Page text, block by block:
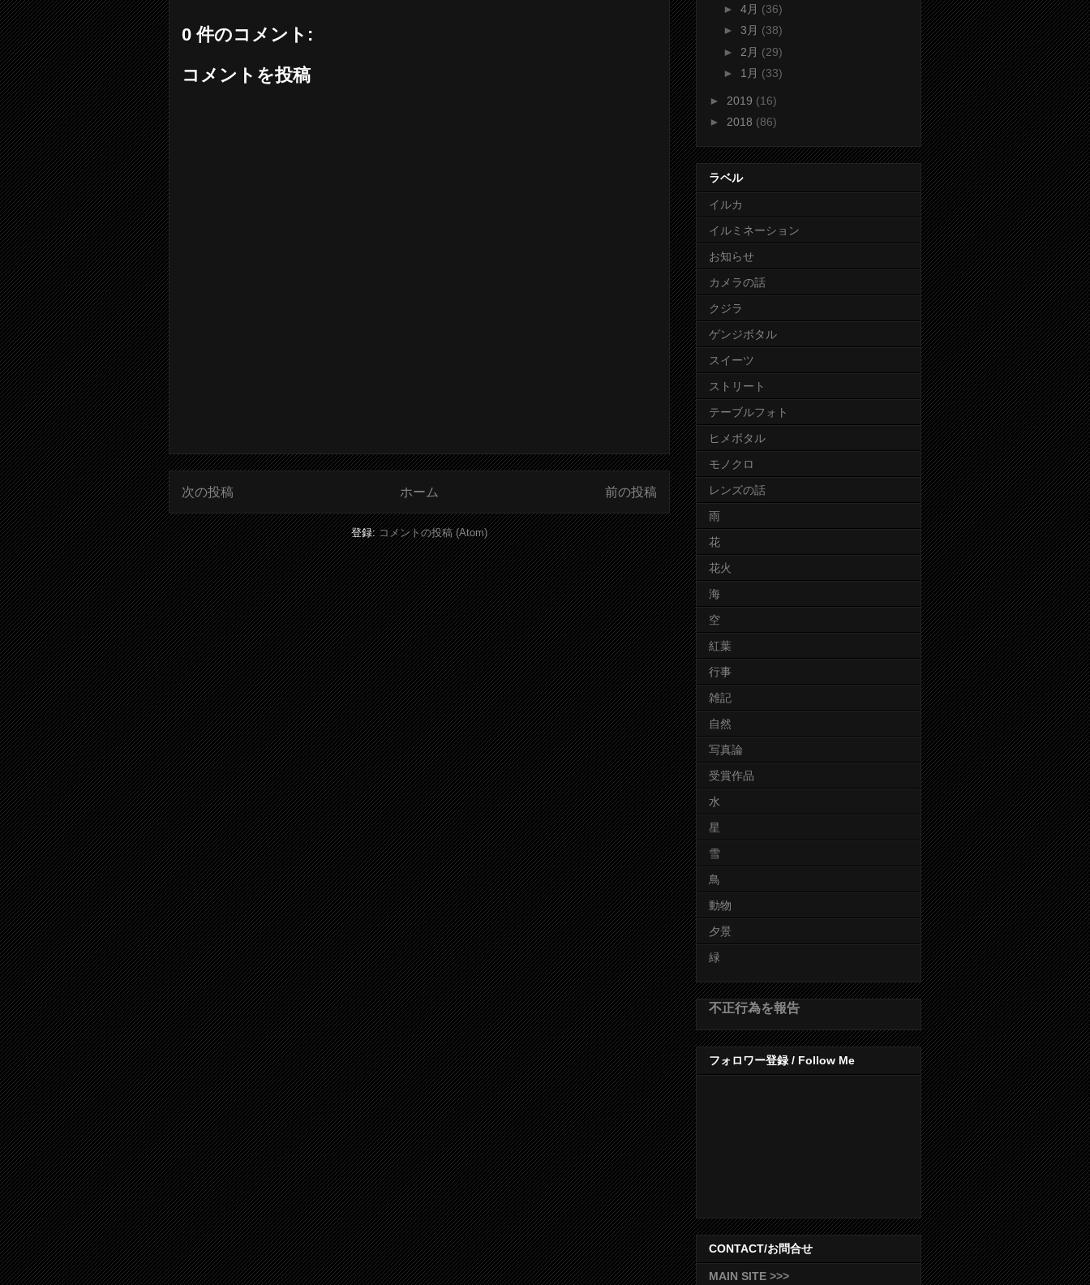
0 件のコメント:
コメントを投稿
次の投稿 前の投稿
ホーム
登録:コメントの投稿 (Atom)
► 4月 (36)
► 3月 (38)
► 2月 (29)
► 1月 (33)
► 2019 (16)
► 2018 (86)
ラベル
イルカ
イルミネーション
お知らせ
カメラの話
クジラ
ゲンジボタル
スイーツ
ストリート
テーブルフォト
ヒメボタル
モノクロ
レンズの話
雨
花
花火
海
空
紅葉
行事
雑記
自然
写真論
受賞作品
水
星
雪
鳥
動物
夕景
緑
不正行為を報告
フォロワー登録 / Follow Me
CONTACT/お問合せ
MAIN SITE >>>